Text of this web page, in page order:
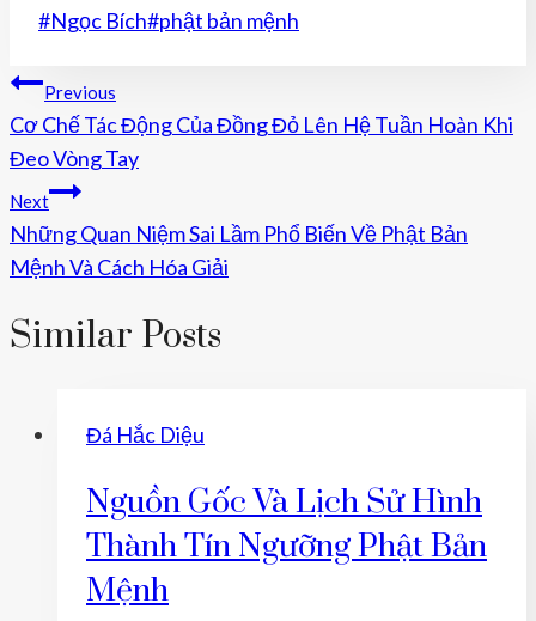
Post
#Ngọc Bích#phật bản mệnh
Điều
Hướng
Bài
Viết
Previous
Cơ Chế Tác Động Của Đồng Đỏ Lên Hệ Tuần Hoàn Khi
Đeo Vòng Tay
Next
Những Quan Niệm Sai Lầm Phổ Biến Về Phật Bản
Mệnh Và Cách Hóa Giải
Similar Posts
Đá Hắc Diệu
Nguồn Gốc Và Lịch Sử Hình
Thành Tín Ngưỡng Phật Bản
Mệnh